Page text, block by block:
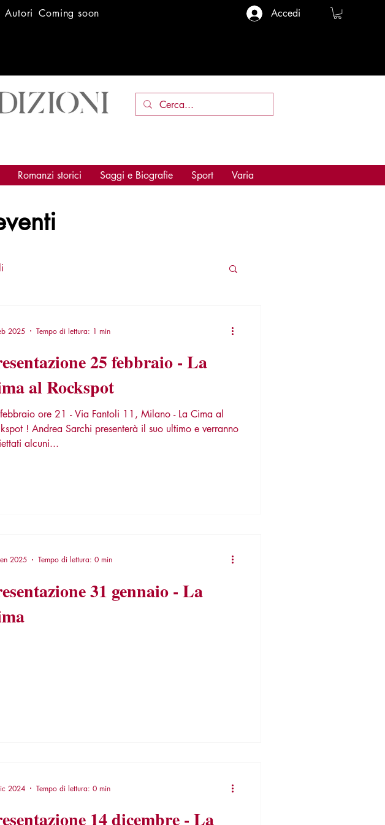
Autori Coming soon Accedi
Romanzi storici Saggi e Biografie Sport Varia
25 febbraio - La
al Rockspot
ore 21 - Via Fantoli 11, Milano - La Cima al
presenterà il suo ultimo e verranno
alcuni...
2025 Tempo di lettura: 1 min
31 gennaio - La
2025 Tempo di lettura: 0 min
14 dicembre - La
2024 Tempo di lettura: 0 min